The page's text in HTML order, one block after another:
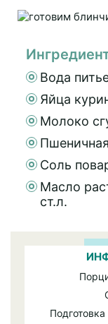
Вода
Яйца
Молоко
Соль
Масло
ст.л.
Подготовка